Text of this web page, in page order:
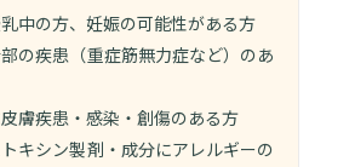
中の方、妊娠の可能性がある方
の疾患（重症筋無力症など）のあ
膚疾患・感染・創傷のある方
キシン製剤・成分にアレルギーの